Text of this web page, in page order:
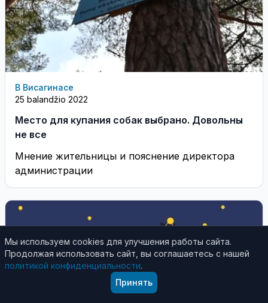
В Висагинасе
25 balandžio 2022
Место для купания собак выбрано. Довольны
не все
Мнение жительницы и пояснение директора
администрации
Мы используем cookies для улучшения работы сайта.
Продолжая использовать сайт, вы соглашаетесь с нашей
политикой конфиденциальности.
Принять